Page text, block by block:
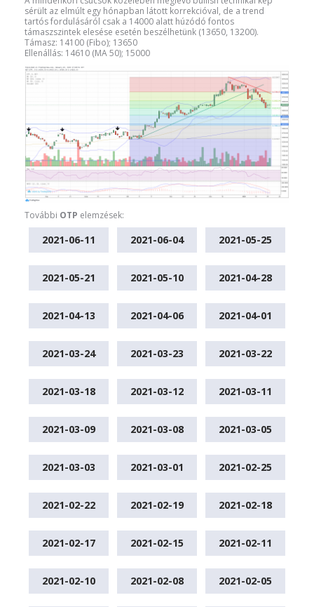
sérült az elmúlt egy hónapban látott korrekcióval, de a trend
tartós fordulásáról csak a 14000 alatt húzódó fontos
támaszszintek elesése esetén beszélhetünk (13650, 13200).
Támasz: 14100 (Fibo); 13650
Ellenállás: 14610 (MA 50); 15000
További OTP elemzések:
2021-06-11 2021-06-04 2021-05-25
2021-05-21 2021-05-10 2021-04-28
2021-04-13 2021-04-06 2021-04-01
2021-03-24 2021-03-23 2021-03-22
2021-03-18 2021-03-12 2021-03-11
2021-03-09 2021-03-08 2021-03-05
2021-03-03 2021-03-01 2021-02-25
2021-02-22 2021-02-19 2021-02-18
2021-02-17 2021-02-15 2021-02-11
2021-02-10 2021-02-08 2021-02-05